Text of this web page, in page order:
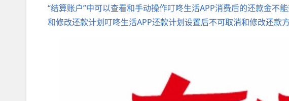
“结算账户”中可以查看和手动操作叮咚生活APP消费后的还款金不
和修改还款计划叮咚生活APP还款计划设置后不可取消和修改还款方